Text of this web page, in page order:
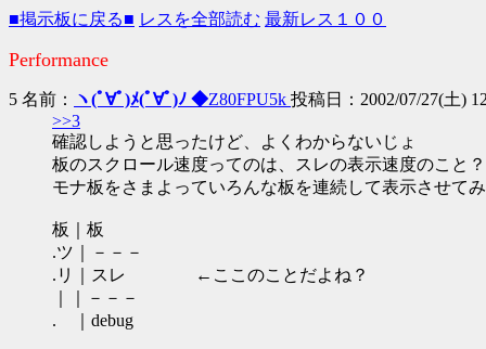
■掲示板に戻る■ レスを全部読む 最新レス１００
Performance
5 名前： ヽ(ﾟ∀ﾟ)ﾒ(ﾟ∀ﾟ)ﾉ ◆Z80FPU5k 投稿日：2002/07/27(土)
>>3
確認しようと思ったけど、よくわからないじょ
板のスクロール速度ってのは、スレの表示速度のこと？
モナ板をさまよっていろんな板を連続して表示させて
板｜板
.ツ｜－－－
.リ｜スレ ←ここのことだよね？
｜｜－－－
. ｜debug